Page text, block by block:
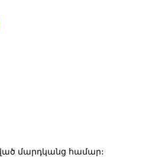
մարդկանց համար: